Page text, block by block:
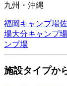
九州・沖縄
福岡キャンプ場
場大分キャンプ場
ンプ場
施設タイプか